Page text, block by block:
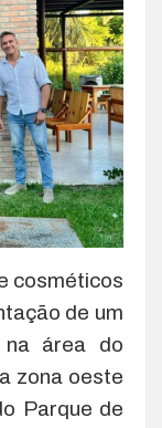
cosméticos
de um
na área do
zona oeste
Parque de